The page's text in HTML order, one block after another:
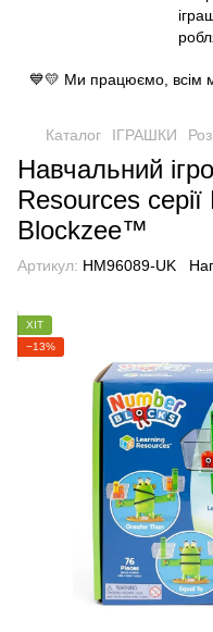
💙💛 Ми працюємо, всім
Каталог ІГРАШКИ
Навчальний
Resources
Blockzee™
Артикул: HM96089-UK
ХІТ
−13%